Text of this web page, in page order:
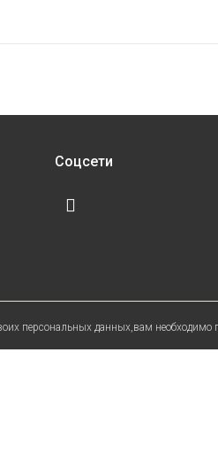
Соцсети
персональных данных,вам необходимо